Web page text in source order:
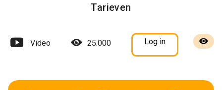
Tarieven
Video 25.000 Log in